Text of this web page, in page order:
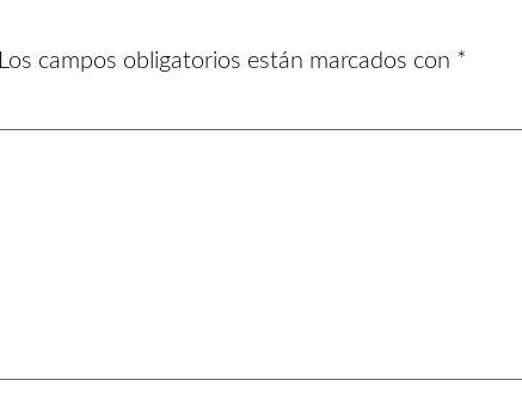
Los campos obligatorios están marcados con *